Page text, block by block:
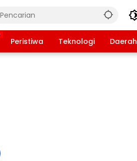
Peristiwa Teknologi Daerah